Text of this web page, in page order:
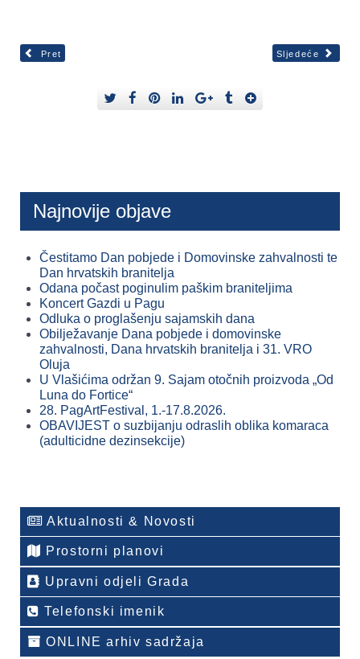
Pret Sljedeće
Najnovije objave
Čestitamo Dan pobjede i Domovinske zahvalnosti te
Dan hrvatskih branitelja
Odana počast poginulim paškim braniteljima
Koncert Gazdi u Pagu
Odluka o proglašenju sajamskih dana
Obilježavanje Dana pobjede i domovinske
zahvalnosti, Dana hrvatskih branitelja i 31. VRO
Oluja
U Vlašićima održan 9. Sajam otočnih proizvoda „Od
Luna do Fortice“
28. PagArtFestival, 1.-17.8.2026.
OBAVIJEST o suzbijanju odraslih oblika komaraca
(adulticidne dezinsekcije)
Aktualnosti & Novosti
Prostorni planovi
Upravni odjeli Grada
Telefonski imenik
ONLINE arhiv sadržaja